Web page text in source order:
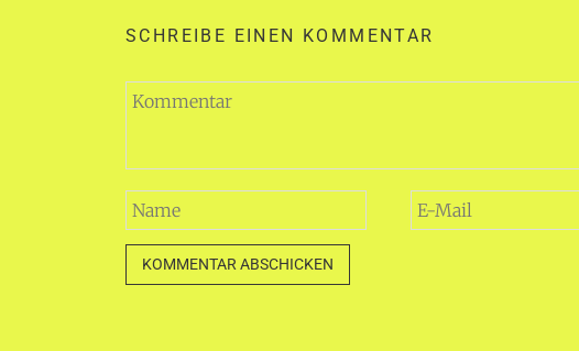
SCHREIBE EINEN KOMMENTAR